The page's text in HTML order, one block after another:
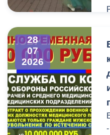
28
07
2026